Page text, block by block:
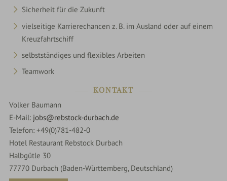
Sicherheit für die Zukunft
vielseitige Karrierechancen z. B. im Ausland oder auf einem
Kreuzfahrtschiff
selbstständiges und flexibles Arbeiten
Teamwork
KONTAKT
Volker Baumann
E-Mail: jobs@rebstock-durbach.de
Telefon: +49(0)781-482-0
Hotel Restaurant Rebstock Durbach
Halbgütle 30
77770 Durbach (Baden-Württemberg, Deutschland)